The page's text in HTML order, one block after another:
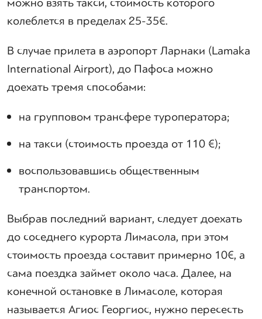
колеблется в пределах 25-35€.
В случае прилета в аэропорт Ларнаки (Lamaka
International Airport), до Пафоса можно
доехать тремя способами:
на групповом трансфере туроператора;
на такси (стоимость проезда от 110 €);
воспользовавшись общественным
транспортом.
Выбрав последний вариант, следует доехать
до соседнего курорта Лимасола, при этом
стоимость проезда составит примерно 10€, а
сама поездка займет около часа. Далее, на
конечной остановке в Лимасоле, которая
называется Агиос Георгиос, нужно пересесть